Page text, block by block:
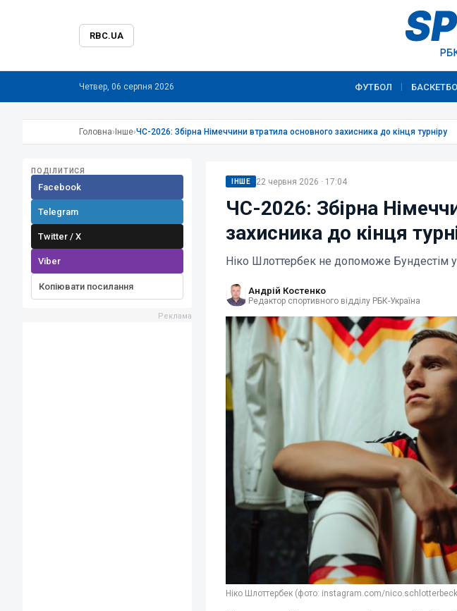
RBC.UA
Четвер, 06 серпня 2026 ФУТБОЛ
Головна› Інше›ЧС-2026: Збірна Німеччини втратила основного захисника до кінця турніру
ПОДІЛИТИСЯ
Facebook
Telegram
Twitter / X
Viber
Копіювати посилання
ІНШЕ 22 червня 2026 · 17:04
ЧС-2026: Збірна
захисника до кінця
Ніко Шлоттербек не допоможе Бундестім
Андрій Костенко
Редактор спортивного відділу РБК-Україна
Ніко Шлоттербек (фото: instagram.com/